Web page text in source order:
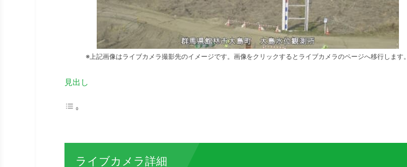
※上記画像はライブカメラ撮影先のイメージです。画像をクリックするとライブカメラのページへ移行します。
見出し
ライブカメラ詳細